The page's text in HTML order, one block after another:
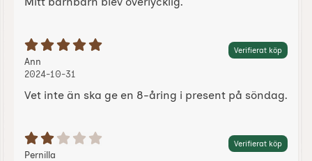
Betyg: 5 Stjärnor av 5 Verifierat köp
Recension av:
Ann
2024-10-31
Vet inte än ska ge en 8-åring i present på söndag.
Betyg: 2 Stjärnor av 5 Verifierat köp
Recension av:
Pernilla